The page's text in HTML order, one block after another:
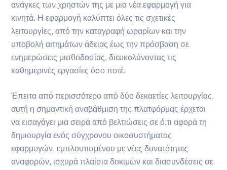
ανάγκες των χρηστών της με μια νέα εφαρμογή για
κινητά. Η εφαρμογή καλύπτει όλες τις σχετικές
λειτουργίες, από την καταγραφή ωραρίων και την
υποβολή αιτημάτων άδειας έως την πρόσβαση σε
ενημερώσεις μισθοδοσίας, διευκολύνοντας τις
καθημερινές εργασίες όσο ποτέ.
Έπειτα από περισσότερο από δύο δεκαετίες λειτουργίας,
αυτή η σημαντική αναβάθμιση της πλατφόρμας έρχεται
να εισαγάγει μια σειρά από βελτιώσεις σε ό,τι αφορά τη
δημιουργία ενός σύγχρονου οικοσυστήματος
εφαρμογών, εμπλουτισμένου με νέες δυνατότητες
αναφορών, ισχυρά πλαίσια δοκιμών και διασυνδέσεις σε